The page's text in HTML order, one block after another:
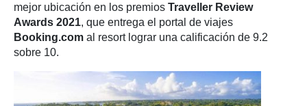
mejor ubicación en los premios Traveller Review
Awards 2021, que entrega el portal de viajes
Booking.com al resort lograr una calificación de 9.2
sobre 10.